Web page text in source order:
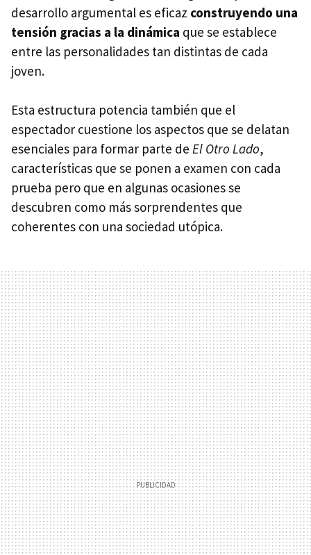
desarrollo argumental es eficaz construyendo una
tensión gracias a la dinámica que se establece
entre las personalidades tan distintas de cada
joven.
Esta estructura potencia también que el
espectador cuestione los aspectos que se delatan
esenciales para formar parte de El Otro Lado,
características que se ponen a examen con cada
prueba pero que en algunas ocasiones se
descubren como más sorprendentes que
coherentes con una sociedad utópica.